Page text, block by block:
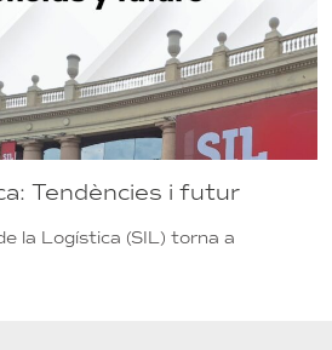
Tendències i futur
la Logística (SIL) torna a